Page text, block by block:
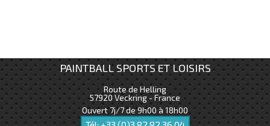
PAINTBALL SPORTS ET LOISIRS
Route de Helling
57920Veckring - France
Ouvert 7j/7 de 9h00 à 18h00